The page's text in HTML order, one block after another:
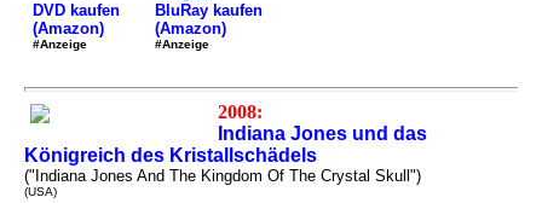
DVD kaufen
(Amazon)
#Anzeige
BluRay kaufen
(Amazon)
#Anzeige
2008:
Indiana Jones und das
Königreich des Kristallschädels
("Indiana Jones And The Kingdom Of The Crystal Skull")
(USA)